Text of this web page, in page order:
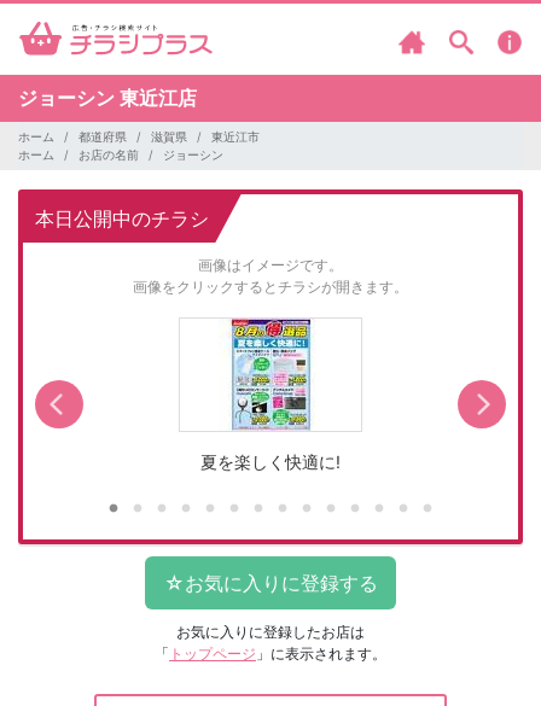
ジョーシン 東近江店
ホーム 都道府県 滋賀県
東近江市
ホーム
お店の名前 ジョーシン
本日公開中のチラシ
画像はイメージです。
画像をクリックするとチラシが開きます。
夏を楽しく快適に!
お気に入りに登録したお店は
「 トップページ 」に表示されます。